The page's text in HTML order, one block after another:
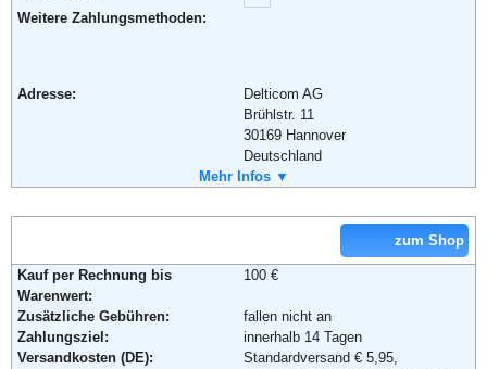
Weiterführende Informationen:
Blog
Weitere Zahlungsmethoden:
Adresse:
Delticom AG
Brühlstr. 11
30169 Hannover
Deutschland
01805- 262 268
Email:
info@delti.comv
Mehr Infos ▼
zum Shop
Kauf per Rechnung bis
Warenwert:
100 €
Zusätzliche Gebühren:
fallen nicht an
Zahlungsziel:
innerhalb 14 Tagen
Versandkosten (DE):
Standardversand € 5,95,